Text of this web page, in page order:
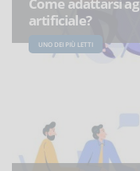
artificiale?
UNO DEI PIÙ LETTI